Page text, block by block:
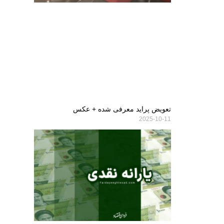
تعویض پراید معرفی شده + عکس
2025-10-11